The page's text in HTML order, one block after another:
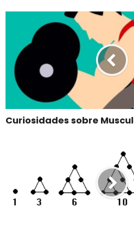
Curiosidades sobre